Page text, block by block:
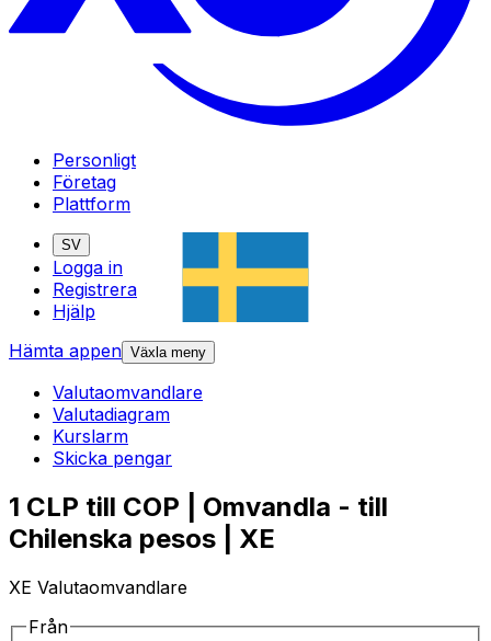
Personligt
Företag
Plattform
SV
Logga in
Registrera
Hjälp
Hämta appen Växla meny
Valutaomvandlare
Valutadiagram
Kurslarm
Skicka pengar
1 CLP till COP | Omvandla - till
Chilenska pesos | XE
XE Valutaomvandlare
Från